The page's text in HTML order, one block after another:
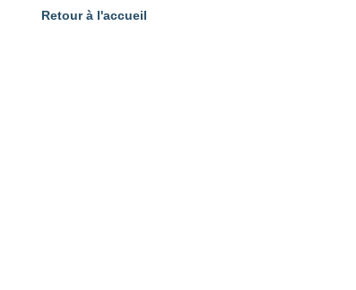
Retour à l'accueil